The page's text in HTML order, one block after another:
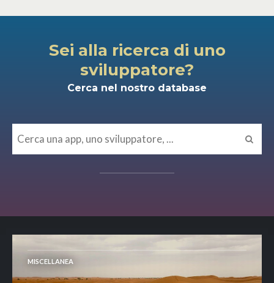
Sei alla ricerca di uno
sviluppatore?
Cerca nel nostro database
MISCELLANEA